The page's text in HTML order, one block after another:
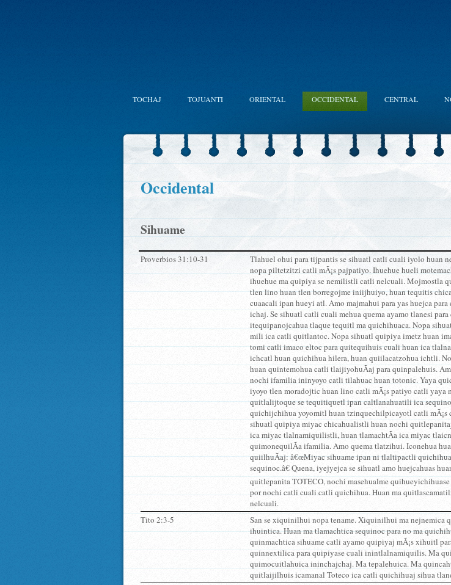
TOCHAJ TOJUANTI ORIENTAL OCCIDENTAL CENTRAL
Occidental
Sihuame
Proverbios 31:10-31
Tlahuel ohui para tijpantis se sihuatl catli cuali iyolo huan
nopa piltetzitzi catli mÃ¡s pajpatiyo. Ihuehue hueli
ihuehue ma quipiya se nemilistli catli nelcuali. Mojmostla
tlen lino huan tlen borregojme iniijhuiyo, huan tequitis
cuaacali ipan hueyi atl. Amo majmahui para yas huejca
ichaj. Se sihuatl catli cuali mehua quema ayamo tlanesi
itequipanojcahua tlaque tequitl ma quichihuaca. Nopa
mili ica catli quitlantoc. Nopa sihuatl quipiya imetz huan
tomi catli imaco eltoc para quitequihuis cuali huan ica
ichcatl huan quichihua hilera, huan quiilacatzohua ichtli.
huan quintemohua catli tlaijiyohuÃ­aj para quinpalehuis.
nochi ifamilia ininyoyo catli tilahuac huan totonic. Yaya
iyoyo tlen moradojtic huan lino catli mÃ¡s patiyo catli
quitlalijtoque se tequitiquetl ipan caltlanahuatili ica
quichijchihua yoyomitl huan tzinquechilpicayotl catli
sihuatl quipiya miyac chicahualistli huan nochi
ica miyac tlalnamiquilistli, huan tlamachtÃ­a ica miyac
quimonequilÃ­a ifamilia. Amo quema tlatzihui. Iconehua
quiilhuÃ­aj: â€œMiyac sihuame ipan ni tlaltipactli
sequinoc.â€ Quena, iyejyejca se sihuatl amo huejcahuas
quitlepanita TOTECO, nochi masehualme
por nochi catli cuali catli quichihua. Huan ma
nelcuali.
Tito 2:3-5
San se xiquinilhui nopa tename. Xiquinilhui ma nejnemica
ihuintica. Huan ma tlamachtica sequinoc para no ma
quinmachtica sihuame catli ayamo quipiyaj mÃ¡s xihuitl
quinnextilica para quipiyase cuali inintlalnamiquilis. Ma
quimocuitlahuica ininchajchaj. Ma tepalehuica. Ma
quitlaijilhuis icamanal Toteco ica catli quichihuaj sihua